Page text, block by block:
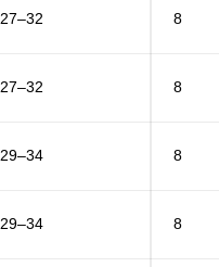
27–32 8
27–32 8
29–34 8
29–34 8